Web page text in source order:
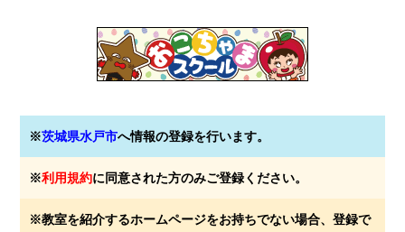
※茨城県水戸市へ情報の登録を行います。
※利用規約に同意された方のみご登録ください。
※教室を紹介するホームページをお持ちでない場合、登録で